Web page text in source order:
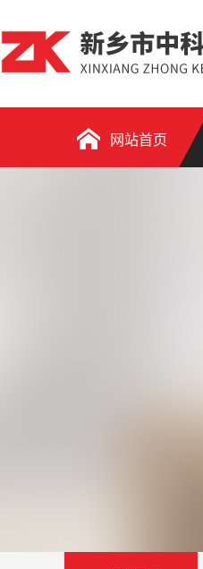
网站首页